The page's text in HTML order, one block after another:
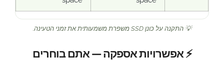
💡 התקנה על כונן SSD משפרת משמעותית את זמני הטעינה.
⚡ אפשרויות אספקה — אתם בוחרים